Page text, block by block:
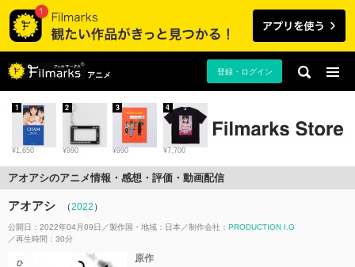
アニメ 登録・ログイン
¥1,650
1
¥990
2
¥990
3
¥7,700
4
アオアシのアニメ情報・感想・評価・動画配信
アオアシ （2022 ）
公開日：2022年04月09日 製作国・地域： 日本 制作会社： PRODUCTION I.G
再生時間：30分
原作